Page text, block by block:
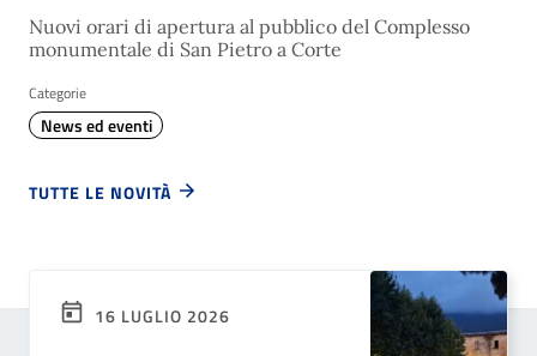
Nuovi orari di apertura al pubblico del Complesso
monumentale di San Pietro a Corte
Categorie
News ed eventi
TUTTE LE NOVITÀ
16 LUGLIO 2026